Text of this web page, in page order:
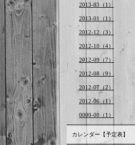
2013-03（1）
2013-01（1）
2012-12（3）
2012-10（4）
2012-09（7）
2012-08（9）
2012-07（2）
2012-06（1）
0000-00（1）
カレンダー【予定表】